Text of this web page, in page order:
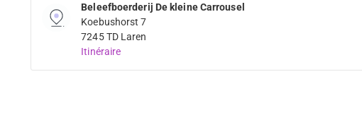
Beleefboerderij De kleine Carrousel
Koebushorst 7
7245 TD Laren
Itinéraire